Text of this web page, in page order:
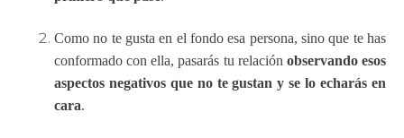
Como no te gusta en el fondo esa persona, sino que te has
conformado con ella, pasarás tu relación observando esos
aspectos negativos que no te gustan y se lo echarás en
cara.